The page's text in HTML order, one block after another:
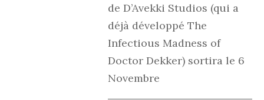
de D’Avekki Studios (qui a
déjà développé The
Infectious Madness of
Doctor Dekker) sortira le 6
Novembre